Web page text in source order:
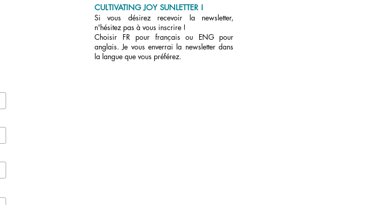
CULTIVATING JOY SUNLETTER !
Si vous désirez recevoir la newsletter,
n'hésitez pas à vous inscrire !
Choisir FR pour français ou ENG pour
anglais. Je vous enverrai la newsletter dans
la langue que vous préférez.